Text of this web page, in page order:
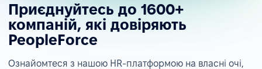
Приєднуйтесь до 1600+
компаній, які довіряють
PeopleForce
Ознайомтеся з нашою HR-платформою на власні очі,